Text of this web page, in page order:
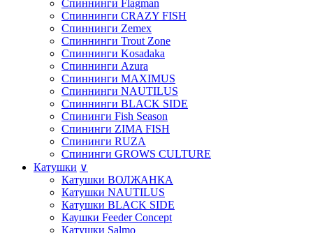
Спиннинги Flagman
Спиннинги CRAZY FISH
Спиннинги Zemex
Спиннинги Trout Zone
Спиннинги Kosadaka
Спиннинги Azura
Спиннинги MAXIMUS
Спиннинги NAUTILUS
Спиннинги BLACK SIDE
Спининги Fish Season
Спининги ZIMA FISH
Спининги RUZA
Спининги GROWS CULTURE
Катушки ∨
Катушки ВОЛЖАНКА
Катушки NAUTILUS
Катушки BLACK SIDE
Каушки Feeder Concept
Катушки Salmo